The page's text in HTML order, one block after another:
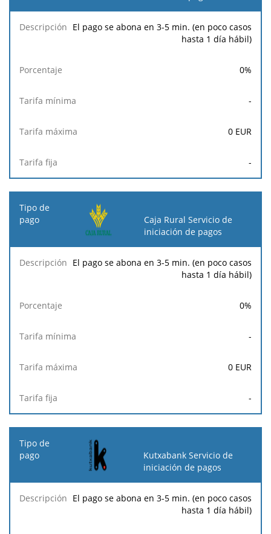
El pago se abona en 3-5 min. (en poco casos
hasta 1 día hábil)
0%
-
0 EUR
-
Caja Rural Servicio de
iniciación de pagos
El pago se abona en 3-5 min. (en poco casos
hasta 1 día hábil)
0%
-
0 EUR
-
Kutxabank Servicio de
iniciación de pagos
El pago se abona en 3-5 min. (en poco casos
hasta 1 día hábil)